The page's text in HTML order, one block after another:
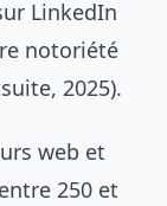
LinkedIn
notoriété
2025).
web et
250 et